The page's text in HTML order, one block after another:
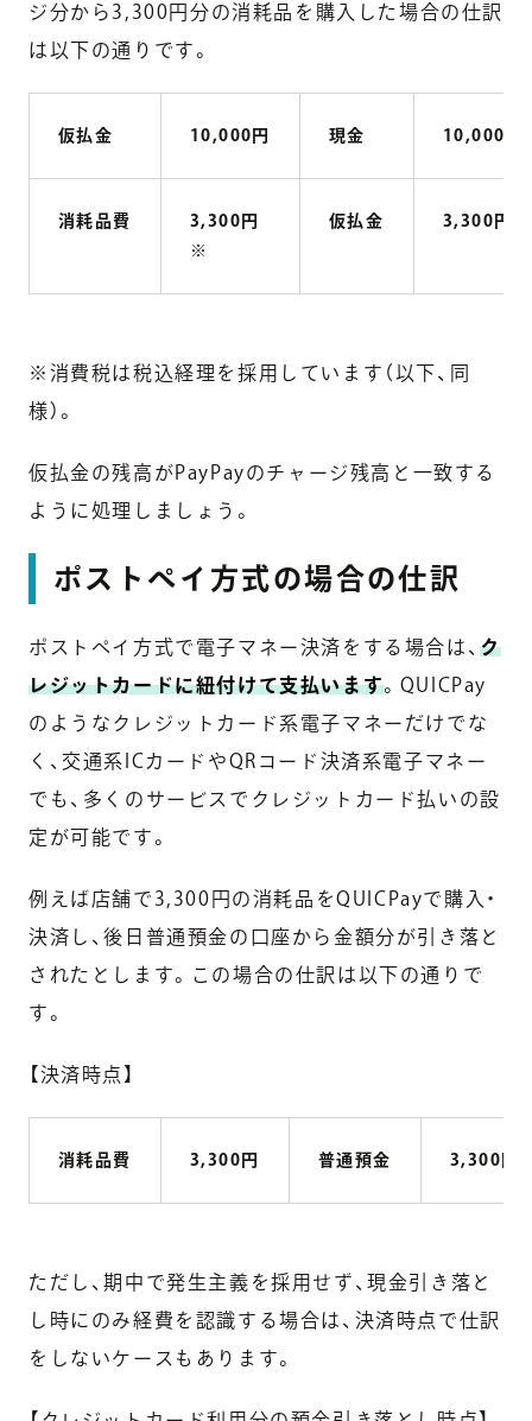
ジ分から3,300円分の消耗品を購入した場合の仕訳
は以下の通りです。
仮払金 10,000円 現金 10,000円
消耗品費
3,300円
※
仮払金 3,300円
※消費税は税込経理を採用しています（以下、同
様）。
仮払金の残高がPayPayのチャージ残高と一致する
ように処理しましょう。
ポストペイ方式の場合の仕訳
ポストペイ方式で電子マネー決済をする場合は、ク
レジットカードに紐付けて支払います。QUICPay
のようなクレジットカード系電子マネーだけでな
く、交通系ICカードやQRコード決済系電子マネー
でも、多くのサービスでクレジットカード払いの設
定が可能です。
例えば店舗で3,300円の消耗品をQUICPayで購入・
決済し、後日普通預金の口座から金額分が引き落と
されたとします。この場合の仕訳は以下の通りで
す。
【決済時点】
消耗品費 3,300円 普通預金 3,300円
ただし、期中で発生主義を採用せず、現金引き落と
し時にのみ経費を認識する場合は、決済時点で仕訳
をしないケースもあります。